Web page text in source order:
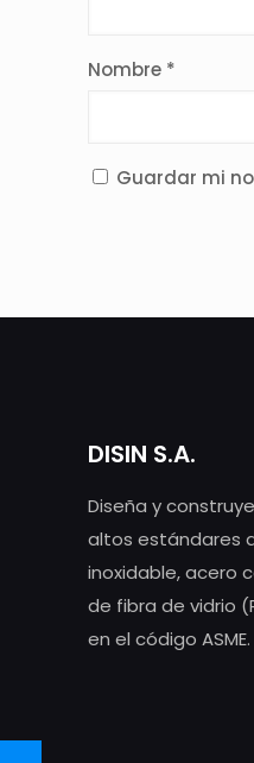
Nombre *
Guardar mi
DISIN S.A.
Diseña y
altos estándares
inoxidable, acero
de fibra de vidrio
en el código ASME.